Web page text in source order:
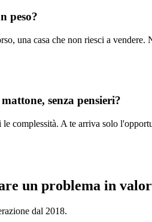
peso?
una casa che non riesci a
senza pensieri?
complessità. A te arriva solo
un problema in
dal 2018.